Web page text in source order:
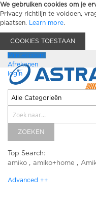
We gebruiken cookies om je
Privacy richtlijn te voldoen,
plaatsen.
Learn more.
COOKIES TOESTAAN
Mijn account
Afrekenen
login
ZOEKEN
Top Search:
amiko
amiko+home
Advanced ++